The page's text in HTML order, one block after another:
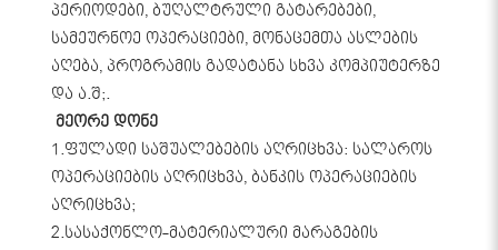
პერიოდები, ბუღალტრული გატარებები,
სამეურნოე ოპერაციები, მონაცემთა ასლების
აღება, პროგრამის გადატანა სხვა კომპიუტერზე
და ა.შ;.
მეორე დონე
1.ფულადი საშუალებების აღრიცხვა: სალაროს
ოპერაციების აღრიცხვა, ბანკის ოპერაციების
აღრიცხვა;
2.სასაქონლო-მატერიალური მარაგების